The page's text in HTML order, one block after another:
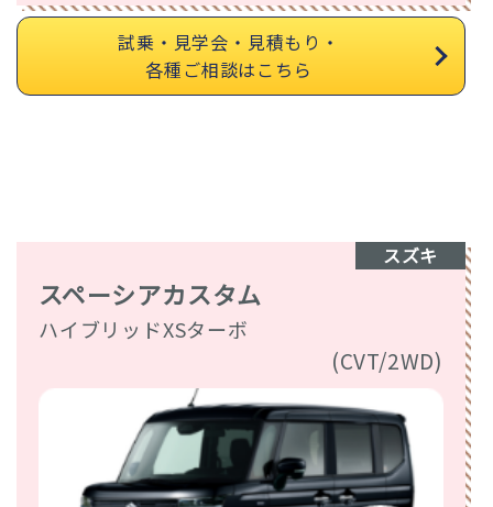
試乗・見学会・見積もり・
各種ご相談はこちら
スズキ
スペーシアカスタム
ハイブリッドXSターボ
(CVT/2WD)